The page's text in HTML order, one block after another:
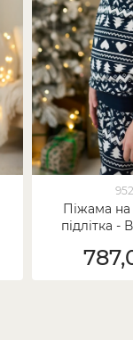
Піжама на
підлітка -